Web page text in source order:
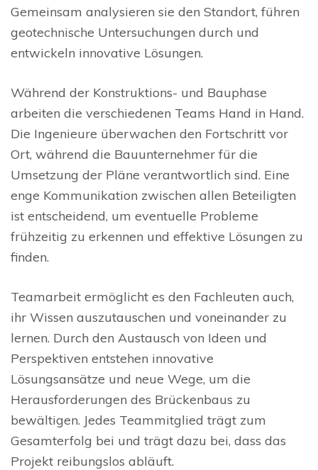
Gemeinsam analysieren sie den Standort, führen
geotechnische Untersuchungen durch und
entwickeln innovative Lösungen.
Während der Konstruktions- und Bauphase
arbeiten die verschiedenen Teams Hand in Hand.
Die Ingenieure überwachen den Fortschritt vor
Ort, während die Bauunternehmer für die
Umsetzung der Pläne verantwortlich sind. Eine
enge Kommunikation zwischen allen Beteiligten
ist entscheidend, um eventuelle Probleme
frühzeitig zu erkennen und effektive Lösungen zu
finden.
Teamarbeit ermöglicht es den Fachleuten auch,
ihr Wissen auszutauschen und voneinander zu
lernen. Durch den Austausch von Ideen und
Perspektiven entstehen innovative
Lösungsansätze und neue Wege, um die
Herausforderungen des Brückenbaus zu
bewältigen. Jedes Teammitglied trägt zum
Gesamterfolg bei und trägt dazu bei, dass das
Projekt reibungslos abläuft.